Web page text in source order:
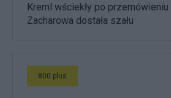
Kreml wściekły po przemówieniu
Zacharowa dostała szału
800 plus